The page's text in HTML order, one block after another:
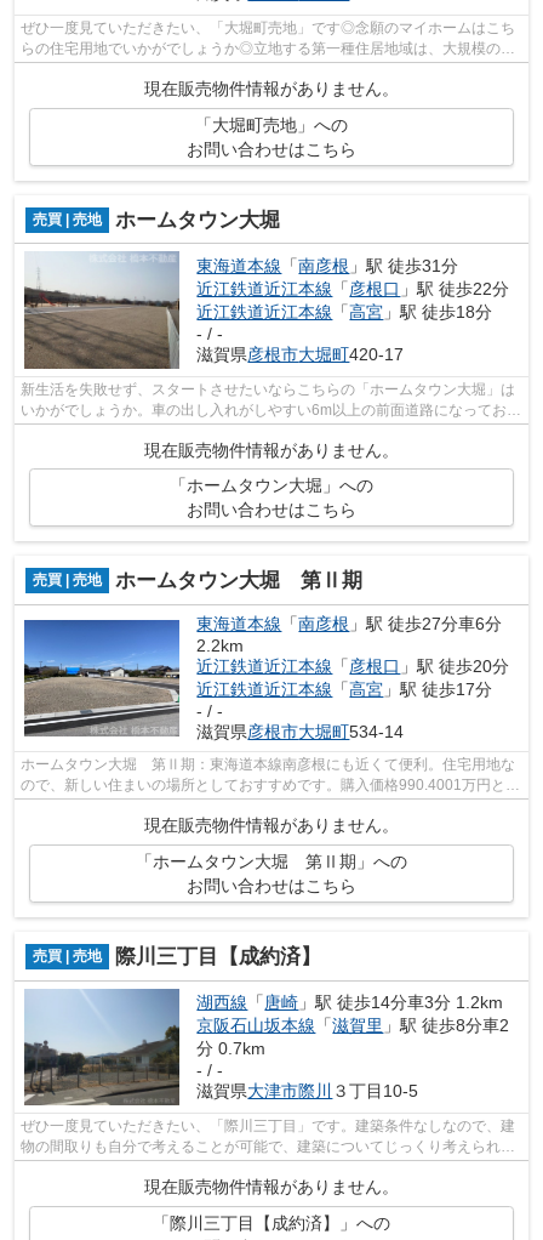
ぜひ一度見ていただきたい、「大堀町売地」です◎念願のマイホームはこち
らの住宅用地でいかがでしょうか◎立地する第一種住居地域は、大規模の工
場、映画館のような人が集まる娯楽施設...
現在販売物件情報がありません。
「大堀町売地」への
お問い合わせはこちら
売買 | 売地 ホームタウン大堀
東海道本線 「南彦根 」駅 徒歩31分
近江鉄道近江本線 「彦根口 」駅 徒歩22分
近江鉄道近江本線 「高宮 」駅 徒歩18分
- / -
滋賀県彦根市大堀町420-17
新生活を失敗せず、スタートさせたいならこちらの「ホームタウン大堀」は
いかがでしょうか。車の出し入れがしやすい6m以上の前面道路になっており
ます。売地をお探しの方に是非見て頂...
現在販売物件情報がありません。
「ホームタウン大堀」への
お問い合わせはこちら
売買 | 売地 ホームタウン大堀 第Ⅱ期
東海道本線 「南彦根 」駅 徒歩27分車6分
2.2km
近江鉄道近江本線 「彦根口 」駅 徒歩20分
近江鉄道近江本線 「高宮 」駅 徒歩17分
- / -
滋賀県彦根市大堀町534-14
ホームタウン大堀 第Ⅱ期：東海道本線南彦根にも近くて便利。住宅用地な
ので、新しい住まいの場所としておすすめです。購入価格990.4001万円と好
現在販売物件情報がありません。
「ホームタウン大堀 第Ⅱ期」への
お問い合わせはこちら
売買 | 売地 際川三丁目【成約済】
湖西線 「 唐崎 」駅 徒歩14分車3分 1.2km
京阪石山坂本線 「滋賀里 」駅 徒歩8分車2
分 0.7km
- / -
滋賀県大津市際川 ３丁目10-5
ぜひ一度見ていただきたい、「際川三丁目」です。建築条件なしなので、建
物の間取りも自分で考えることが可能で、建築についてじっくり考えられま
現在販売物件情報がありません。
「際川三丁目【成約済】」への